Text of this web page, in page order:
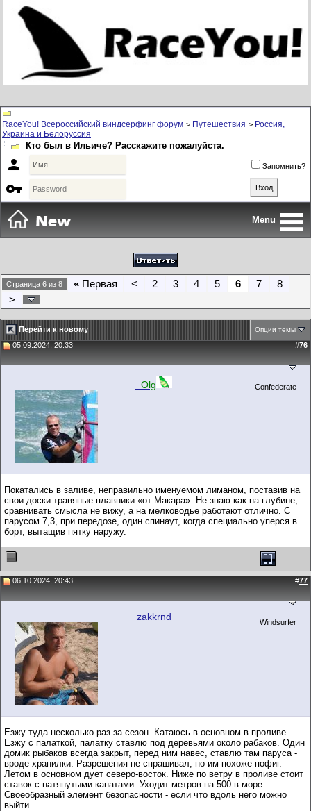
RaceYou! Всероссийский виндсерфинг форум > Путешествия > Россия,
Украина и Белоруссия
Кто был в Ильиче? Расскажите пожалуйста.
 Запомнить?

Menu
Страница 6 из 8 « Первая < 2 3 4 5 6 7
8
>
Перейти к новому Опции темы
05.09.2024, 20:33 #76
_Olg Confederate
Покатались в заливе, неправильно именуемом лиманом, поставив на
свои доски травяные плавники «от Макара». Не знаю как на глубине,
сравнивать смысла не вижу, а на мелководье работают отлично. С
парусом 7,3, при передозе, один спинаут, когда специально уперся в
борт, вытащив пятку наружу.
06.10.2024, 20:43 #77
zakkrnd Windsurfer
Езжу туда несколько раз за сезон. Катаюсь в основном в проливе .
Езжу с палаткой, палатку ставлю под деревьями около рабаков. Один
домик рыбаков всегда закрыт, перед ним навес, ставлю там паруса -
вроде хранилки. Разрешения не спрашивал, но им похоже пофиг.
Летом в основном дует северо-восток. Ниже по ветру в проливе стоит
ставок с натянутыми канатами. Уходит метров на 500 в море.
Своеобразный элемент безопасности - если что вдоль него можно
выйти.